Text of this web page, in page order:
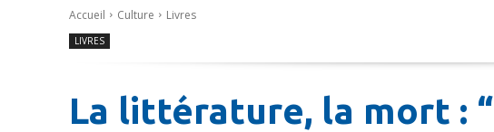
Accueil Culture Livres
LIVRES
La littérature, la mort :